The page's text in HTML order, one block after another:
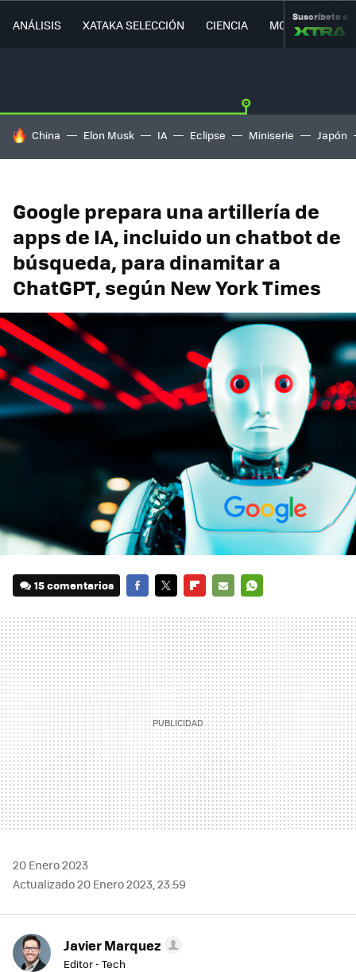
ANÁLISIS XATAKA SELECCIÓN CIENCIA MOVILIDAD
Suscríbete a
HOY SE HABLA DE
China Elon Musk IA Eclipse Miniserie Japón
Google prepara una artillería de
apps de IA, incluido un chatbot de
búsqueda, para dinamitar a
ChatGPT, según New York Times
15 comentarios
MAIL
20 Enero 2023
Actualizado 20 Enero 2023, 23:59
Javier Marquez
Editor - Tech